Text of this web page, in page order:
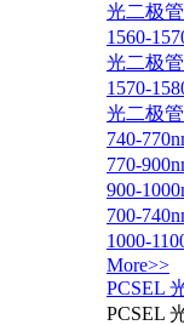
光二极管
1560-
光二极管
1570-
光二极管
740-
770-
900-
700-
1000-
More>>
PCSEL
PCSEL